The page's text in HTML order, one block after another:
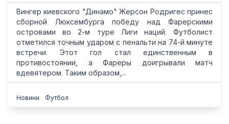
Вингер киевского "Динамо" Жерсон Родригес принес
сборной Люксембурга победу над Фарерскими
островами во 2-м туре Лиги наций. Футболист
отметился точным ударом с пенальти на 74-й минуте
встречи. Этот гол стал единственным в
противостоянии, а Фареры доигрывали матч
вдевятером. Таким образом,...
Новини Футбол